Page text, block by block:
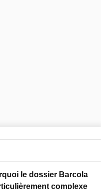
le dossier Barcola
complexe